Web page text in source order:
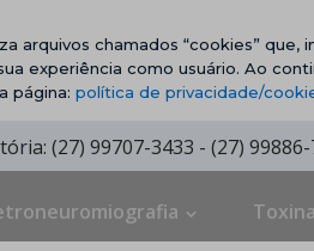
arquivos chamados “cookies”
experiência como usuário. Ao
página: política de privacidade/
(27) 99707-3433 - (27)